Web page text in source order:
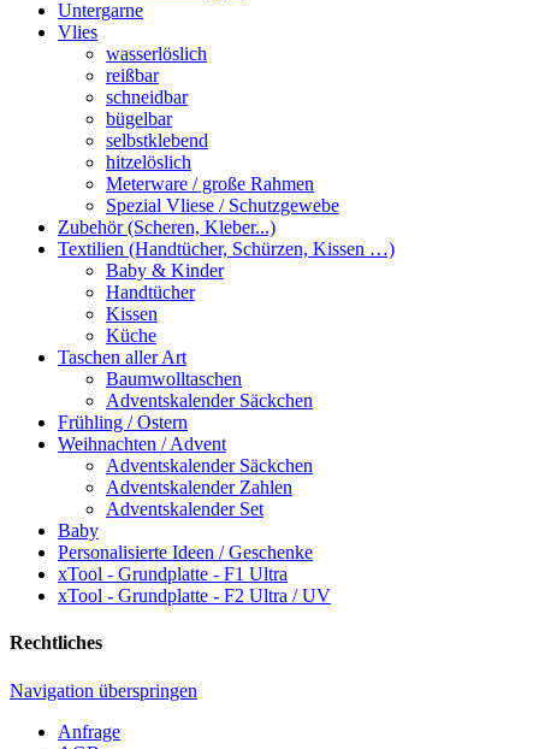
Untergarne
Vlies
wasserlöslich
reißbar
schneidbar
bügelbar
selbstklebend
hitzelöslich
Meterware / große Rahmen
Spezial Vliese / Schutzgewebe
Zubehör (Scheren, Kleber...)
Textilien (Handtücher, Schürzen, Kissen …)
Baby & Kinder
Handtücher
Kissen
Küche
Taschen aller Art
Baumwolltaschen
Adventskalender Säckchen
Frühling / Ostern
Weihnachten / Advent
Adventskalender Säckchen
Adventskalender Zahlen
Adventskalender Set
Baby
Personalisierte Ideen / Geschenke
xTool - Grundplatte - F1 Ultra
xTool - Grundplatte - F2 Ultra / UV
Rechtliches
Navigation überspringen
Anfrage